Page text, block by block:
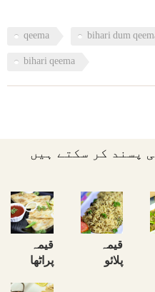
qeema
bihari dum
bihari qeema
پسند کر سکتے ہیں
قیمہ
پراٹھا
قیمہ
پلائو